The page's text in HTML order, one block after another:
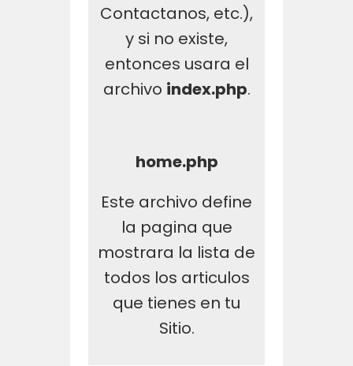
Contactanos, etc.),
y si no existe,
entonces usara el
archivo index.php.
home.php
Este archivo define
la pagina que
mostrara la lista de
todos los articulos
que tienes en tu
Sitio.